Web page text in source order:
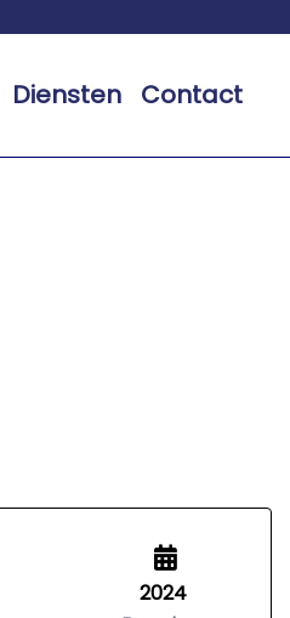
Diensten Contact
2024